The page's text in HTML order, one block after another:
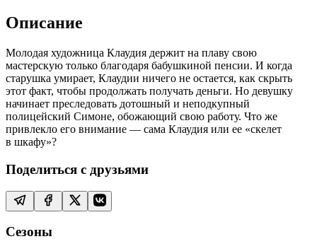
Описание
Молодая художница Клаудия держит на плаву свою
мастерскую только благодаря бабушкиной пенсии. И когда
старушка умирает, Клаудии ничего не остается, как скрыть
этот факт, чтобы продолжать получать деньги. Но девушку
начинает преследовать дотошный и неподкупный
полицейский Симоне, обожающий свою работу. Что же
привлекло его внимание — сама Клаудия или ее «скелет
в шкафу»?
Поделиться с друзьями
Сезоны